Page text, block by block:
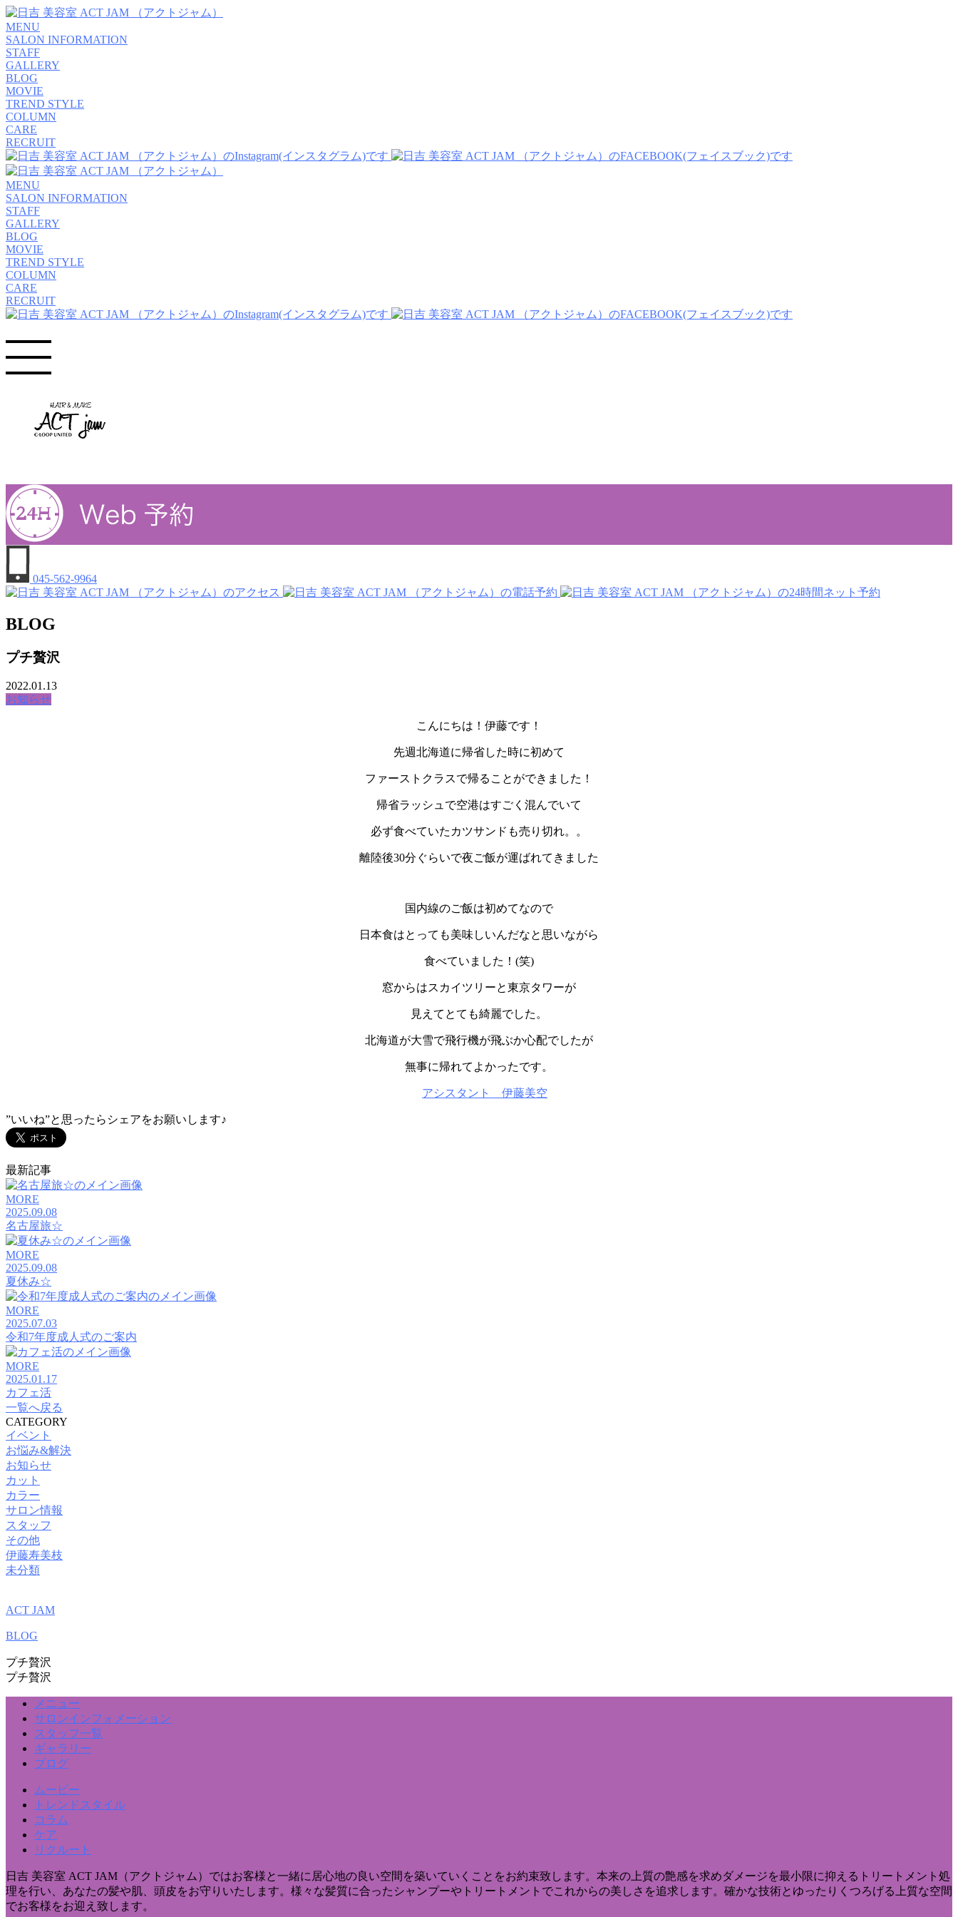
MENU
SALON INFORMATION
STAFF
GALLERY
BLOG
MOVIE
TREND STYLE
COLUMN
CARE
RECRUIT
MENU
SALON INFORMATION
STAFF
GALLERY
BLOG
MOVIE
TREND STYLE
COLUMN
CARE
RECRUIT
045-562-9964
BLOG
プチ贅沢
2022.01.13
お知らせ
こんにちは！伊藤です！
先週北海道に帰省した時に初めて
ファーストクラスで帰ることができました！
帰省ラッシュで空港はすごく混んでいて
必ず食べていたカツサンドも売り切れ。。
離陸後30分ぐらいで夜ご飯が運ばれてきました
国内線のご飯は初めてなので
日本食はとっても美味しいんだなと思いながら
食べていました！ (笑)
窓からはスカイツリーと東京タワーが
見えてとても綺麗でした。
北海道が大雪で飛行機が飛ぶか心配でしたが
無事に帰れてよかったです。
アシスタント 伊藤美空
”いいね”と思ったらシェアをお願いします♪
最新記事
MORE
2025.09.08
名古屋旅☆
MORE
2025.09.08
夏休み☆
MORE
2025.07.03
令和7年度成人式のご案内
MORE
2025.01.17
カフェ活
一覧へ戻る
CATEGORY
イベント
お悩み&解決
お知らせ
カット
カラー
サロン情報
スタッフ
その他
伊藤寿美枝
未分類
ACT JAM
BLOG
プチ贅沢
プチ贅沢
メニュー
サロンインフォメーション
スタッフ一覧
ギャラリー
ブログ
ムービー
トレンドスタイル
コラム
ケア
リクルート
日吉 美容室 ACT JAM（アクトジャム）ではお客様と一緒に居心地の良い空間を築いていくことをお約束致します。本来の上質の艶感を求めダメージを最小限に抑えるトリートメント処
理を行い、あなたの髪や肌、頭皮をお守りいたします。様々な髪質に合ったシャンプーやトリートメントでこれからの美しさを追求します。確かな技術とゆったりくつろげる上質な空間
でお客様をお迎え致します。